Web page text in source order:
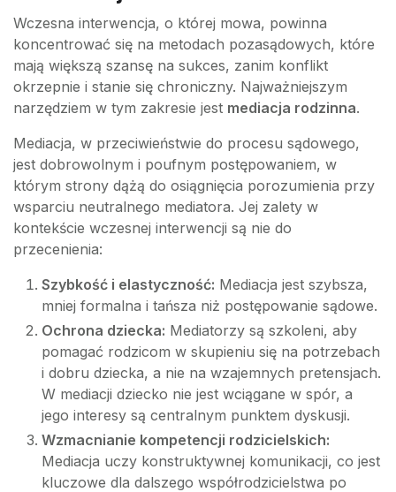
Wczesna interwencja, o której mowa, powinna
koncentrować się na metodach pozasądowych, które
mają większą szansę na sukces, zanim konflikt
okrzepnie i stanie się chroniczny. Najważniejszym
narzędziem w tym zakresie jest mediacja rodzinna.
Mediacja, w przeciwieństwie do procesu sądowego,
jest dobrowolnym i poufnym postępowaniem, w
którym strony dążą do osiągnięcia porozumienia przy
wsparciu neutralnego mediatora. Jej zalety w
kontekście wczesnej interwencji są nie do
przecenienia:
Szybkość i elastyczność: Mediacja jest szybsza,
mniej formalna i tańsza niż postępowanie sądowe.
Ochrona dziecka: Mediatorzy są szkoleni, aby
pomagać rodzicom w skupieniu się na potrzebach
i dobru dziecka, a nie na wzajemnych pretensjach.
W mediacji dziecko nie jest wciągane w spór, a
jego interesy są centralnym punktem dyskusji.
Wzmacnianie kompetencji rodzicielskich:
Mediacja uczy konstruktywnej komunikacji, co jest
kluczowe dla dalszego współrodzicielstwa po